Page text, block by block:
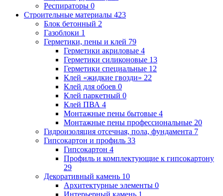
Респираторы 0
Строительные материалы 423
Блок бетонный 2
Газоблоки 1
Герметики, пены и клей 79
Герметики акриловые 4
Герметики силиконовые 13
Герметики специальные 12
Клей «жидкие гвозди» 22
Клей для обоев 0
Клей паркетный 0
Клей ПВА 4
Монтажные пены бытовые 4
Монтажные пены профессиональные 20
Гидроизоляция отсечная, пола, фундамента 7
Гипсокартон и профиль 33
Гипсокартон 4
Профиль и комплектующие к гипсокартону
29
Декоративный камень 10
Архитектурные элементы 0